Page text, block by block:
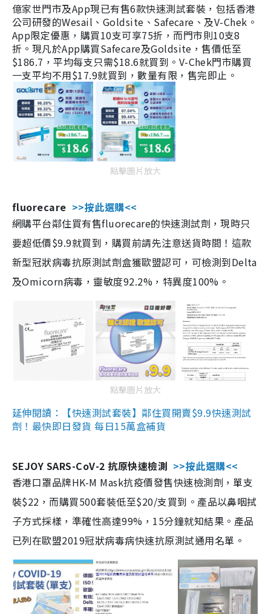
億家世門市及App現已有售6款快速測試套裝，包括香港
公司研發的Wesail、Goldsite、Safecare、及V-Chek。
App限定優惠，購買10支可享75折，而門市則10支8
折。現凡於App購買Safecare及Goldsite，售價低至
$186.7，平均每支只需$18.6就買到。V-Chek門市購買
一支平均不用$17.9就買到，數量有限，售完即止。
點擊圖片放大
fluorecare >>按此選購<<
網購平台鄰住買有售fluorecare的快速測試劑，現時只
要超低價$9.9就買到，購買前請先注意送貨時間！這款
新型冠狀病毒抗原測試劑盒獲歐盟認可，可檢測到Delta
及Omicorn病毒，靈敏度92.2%，特異度100%。
點擊圖片放大
延伸閱讀：【快速測試套裝】鄰住買開賣$9.9快速測試
劑！最快即日發貨 每日15萬盒補貨
SEJOY SARS-CoV-2 抗原快速檢測 >>按此選購<<
香港口罩品牌HK-M Mask抗疫價發售快速檢測劑，單支
裝$22，而購買500套裝低至$20/支買到。產品以鼻咽拭
子方式採樣，準確性高達99%，15分鐘就知結果。產品
已列在歐盟2019冠狀病毒病快速抗原測試通用名單。